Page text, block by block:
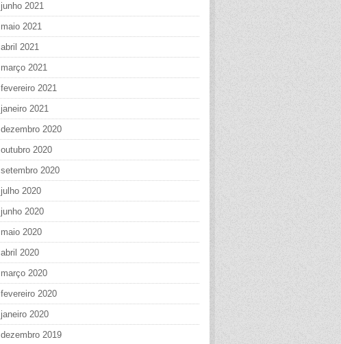
junho 2021
maio 2021
abril 2021
março 2021
fevereiro 2021
janeiro 2021
dezembro 2020
outubro 2020
setembro 2020
julho 2020
junho 2020
maio 2020
abril 2020
março 2020
fevereiro 2020
janeiro 2020
dezembro 2019